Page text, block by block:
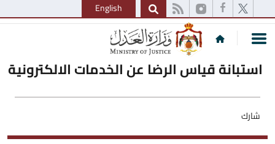
English
استبانة قياس الرضا عن الخدمات الالكترونية
شارك